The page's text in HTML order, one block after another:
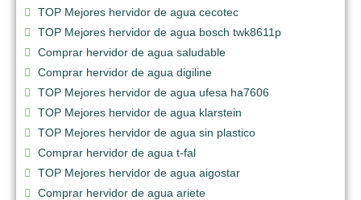
TOP Mejores hervidor de agua cecotec
TOP Mejores hervidor de agua bosch twk8611p
Comprar hervidor de agua saludable
Comprar hervidor de agua digiline
TOP Mejores hervidor de agua ufesa ha7606
TOP Mejores hervidor de agua klarstein
TOP Mejores hervidor de agua sin plastico
Comprar hervidor de agua t-fal
TOP Mejores hervidor de agua aigostar
Comprar hervidor de agua ariete